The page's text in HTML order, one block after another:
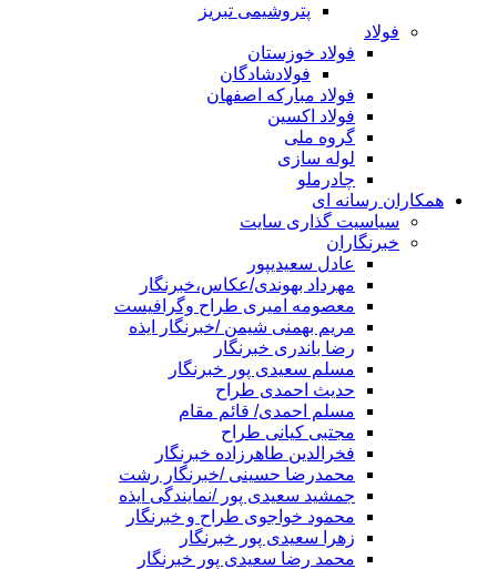
پتروشیمی تبریز
فولاد
فولاد خوزستان
فولادشادگان
فولاد مبارکه اصفهان
فولاد اکسین
گروه ملی
لوله سازی
چادرملو
همکاران رسانه ای
سیاسیت گذاری سایت
خبرنگاران
عادل سعیدیپور
مهرداد بهوندی/عکاس،خبرنگار
معصومه امیری طراح وگرافیست
مریم بهمنی شیمن /خبرنگار ایذه
رضا باندری خبرنگار
مسلم سعیدی پور خبرنگار
حدیث احمدی طراح
مسلم احمدی/ قائم مقام
مجتبی کیانی طراح
فخرالدین طاهرزاده خبرنگار
محمدرضا حسینی /خبرنگار رشت
جمشید سعیدی پور /نمایندگی ایذه
محمود خواجوی طراح و خبرنگار
زهرا سعیدی پور خبرنگار
محمد رضا سعیدی پور خبرنگار